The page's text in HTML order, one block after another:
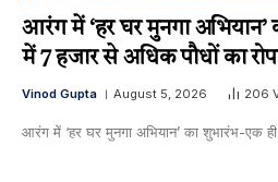
आरंग में ‘हर घर मुनगा अभियान’
में 7 हजार से अधिक पौधों का
Vinod Gupta August 5, 2026 206
आरंग में ‘हर घर मुनगा अभियान’ का शुभारंभ-एक